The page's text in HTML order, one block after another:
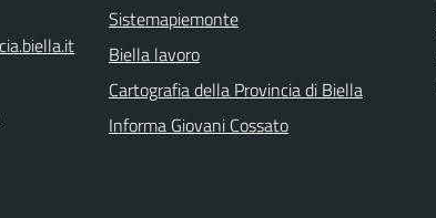
Sistemapiemonte
Biella lavoro
Cartografia della Provincia di Biella
Informa Giovani Cossato